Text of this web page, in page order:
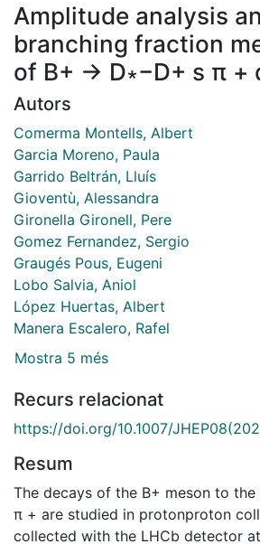
Amplitude analysis
branching fraction
of B+ → D∗−D+ s π +
Autors
Comerma Montells, Albert
Garcia Moreno, Paula
Garrido Beltrán, Lluís
Gioventù, Alessandra
Gironella Gironell, Pere
Gomez Fernandez, Sergio
Graugés Pous, Eugeni
Lobo Salvia, Aniol
López Huertas, Albert
Manera Escalero, Rafel
Mostra 5 més
Recurs relacionat
https://doi.org/10.1007/
Resum
The decays of the B+ meson to
π + are studied in protonproton
collected with the LHCb detector